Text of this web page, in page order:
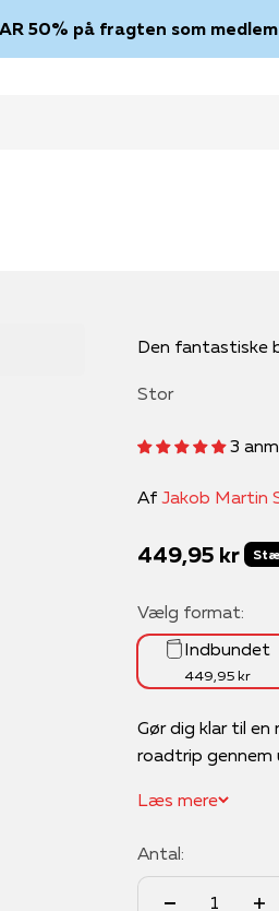
50% på fragten som
Den fantastiske
Stor
3
Af Jakob Martin
Salgspris
449,95 kr
Vælg format:
Indbundet
449,95 kr
Gør dig klar til
roadtrip gennem
Læs mere
Antal: